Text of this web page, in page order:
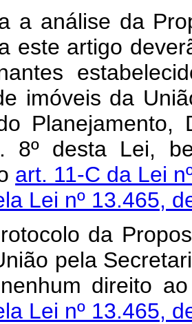
a análise da
este artigo
imóveis da
Planejamento,
8º desta Lei,
art. 11-C da Lei
Lei nº 13.465,
da
pela
nenhum
Lei nº 13.465,